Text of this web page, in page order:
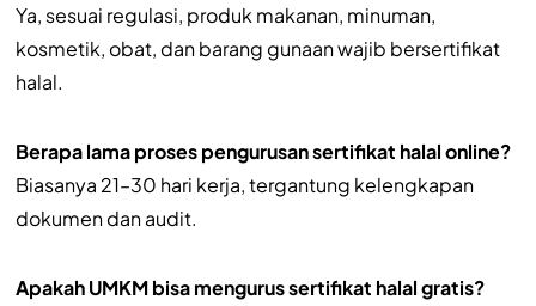
Ya, sesuai regulasi, produk makanan, minuman,
kosmetik, obat, dan barang gunaan wajib bersertifikat
halal.
Berapa lama proses pengurusan sertifikat halal online?
Biasanya 21–30 hari kerja, tergantung kelengkapan
dokumen dan audit.
Apakah UMKM bisa mengurus sertifikat halal gratis?